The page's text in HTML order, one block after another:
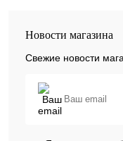
Новости магазина
Свежие новости